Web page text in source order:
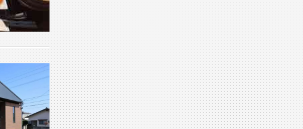
1月 (19)
2月 (22)
1月 (23)
3月 (8)
2月 (15)
1月 (12)
5月 (20)
4月 (5)